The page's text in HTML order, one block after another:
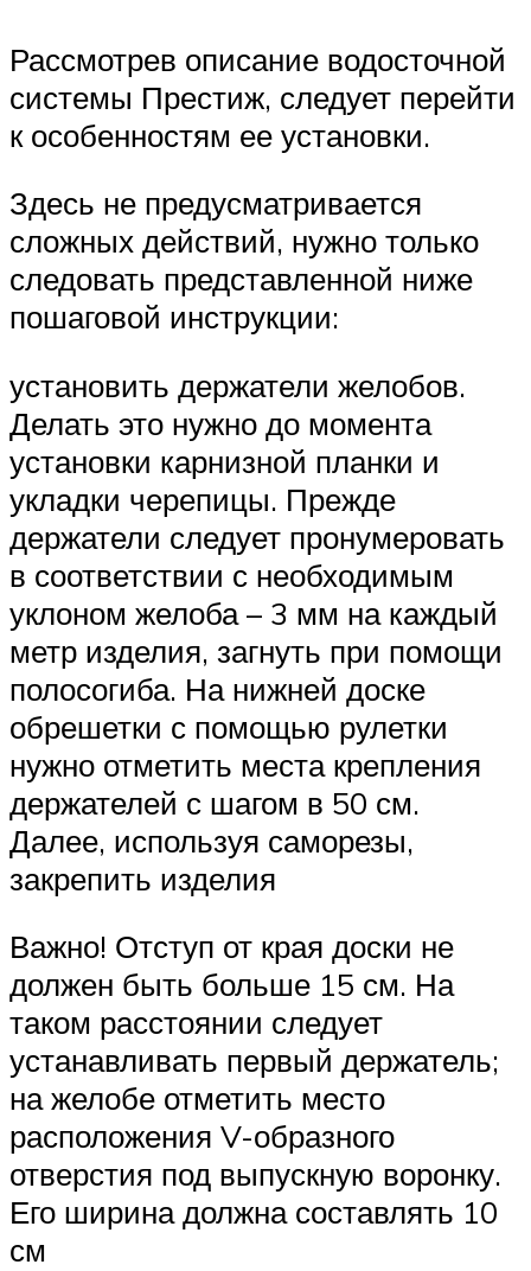
Рассмотрев описание водосточной
системы Престиж, следует перейти
к особенностям ее установки.
Здесь не предусматривается
сложных действий, нужно только
следовать представленной ниже
пошаговой инструкции:
установить держатели желобов.
Делать это нужно до момента
установки карнизной планки и
укладки черепицы. Прежде
держатели следует пронумеровать
в соответствии с необходимым
уклоном желоба – 3 мм на каждый
метр изделия, загнуть при помощи
полосогиба. На нижней доске
обрешетки с помощью рулетки
нужно отметить места крепления
держателей с шагом в 50 см.
Далее, используя саморезы,
закрепить изделия
Важно! Отступ от края доски не
должен быть больше 15 см. На
таком расстоянии следует
устанавливать первый держатель;
на желобе отметить место
расположения V-образного
отверстия под выпускную воронку.
Его ширина должна составлять 10
см